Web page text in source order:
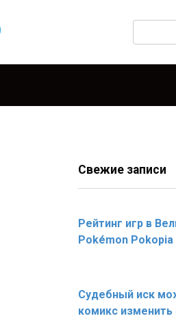
Свежие записи
Рейтинг игр в
Pokémon
Судебный иск
комикс изменить